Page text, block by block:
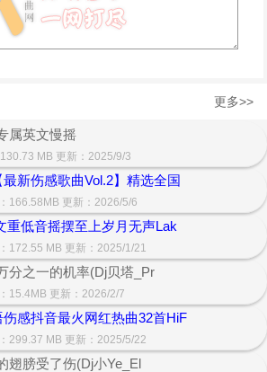
更多>>
属英文慢摇
MB 更新：2025/9/3
新伤感歌曲Vol.2】精选全国
166.58MB 更新：2026/5/6
重低音摇摆至上岁月无声Lak
172.55 MB 更新：2025/1/21
分之一的机率(Dj贝塔_Pr
15.4MB 更新：2026/2/7
感抖音最火网红热曲32首HiF
299.37 MB 更新：2025/5/22
翅膀受了伤(Dj小Ye_El